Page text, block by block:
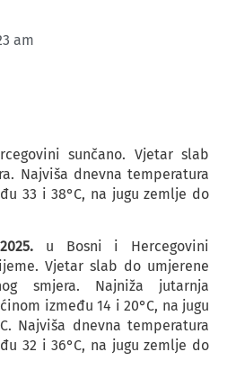
am
sunčano. Vjetar slab
Najviša dnevna temperatura
33 i 38°C, na jugu zemlje do
u Bosni i Hercegovini
Vjetar slab do umjerene
smjera. Najniža jutarnja
između 14 i 20°C, na jugu
Najviša dnevna temperatura
32 i 36°C, na jugu zemlje do